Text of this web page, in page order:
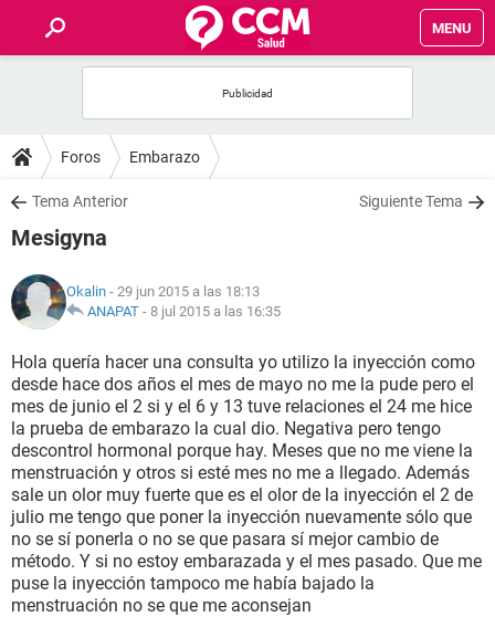
MENU
FOROS
SALUD
FAMILIA
NUTRICIÓN
BIENESTAR
SEXUALIDAD
GLOSARIO
Foros Embarazo
Tema Anterior Siguiente Tema
Mesigyna
Okalin - 29 jun 2015 a las 18:13
ANAPAT - 8 jul 2015 a las 16:35
Hola quería hacer una consulta yo utilizo la inyección como
desde hace dos años el mes de mayo no me la pude pero el
mes de junio el 2 si y el 6 y 13 tuve relaciones el 24 me hice
la prueba de embarazo la cual dio. Negativa pero tengo
descontrol hormonal porque hay. Meses que no me viene la
menstruación y otros si esté mes no me a llegado. Además
sale un olor muy fuerte que es el olor de la inyección el 2 de
julio me tengo que poner la inyección nuevamente sólo que
no se sí ponerla o no se que pasara sí mejor cambio de
método. Y si no estoy embarazada y el mes pasado. Que me
puse la inyección tampoco me había bajado la
menstruación no se que me aconsejan